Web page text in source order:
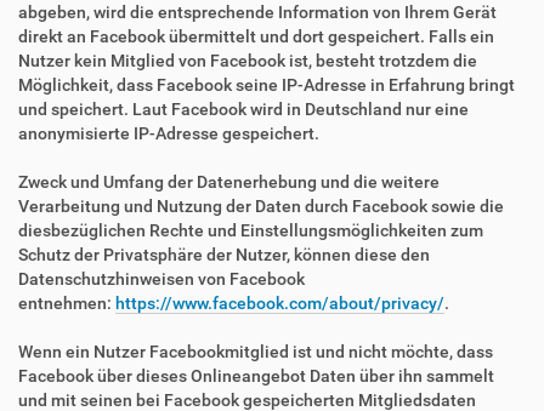
abgeben, wird die entsprechende Information von Ihrem Gerät
direkt an Facebook übermittelt und dort gespeichert. Falls ein
Nutzer kein Mitglied von Facebook ist, besteht trotzdem die
Möglichkeit, dass Facebook seine IP-Adresse in Erfahrung bringt
und speichert. Laut Facebook wird in Deutschland nur eine
anonymisierte IP-Adresse gespeichert.
Zweck und Umfang der Datenerhebung und die weitere
Verarbeitung und Nutzung der Daten durch Facebook sowie die
diesbezüglichen Rechte und Einstellungsmöglichkeiten zum
Schutz der Privatsphäre der Nutzer, können diese den
Datenschutzhinweisen von Facebook
entnehmen: https://www.facebook.com/about/privacy/.
Wenn ein Nutzer Facebookmitglied ist und nicht möchte, dass
Facebook über dieses Onlineangebot Daten über ihn sammelt
und mit seinen bei Facebook gespeicherten Mitgliedsdaten